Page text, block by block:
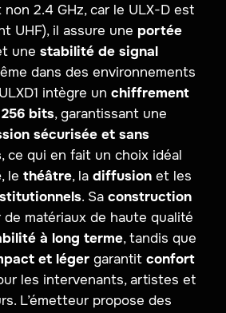
2.4 GHz, car le ULX-D est
UHF), il assure une portée
une stabilité de signal
dans des environnements
intègre un chiffrement
bits, garantissant une
sécurisée et sans
, ce qui en fait un choix idéal
, le théâtre, la diffusionet les
. Sa construction
de matériaux de haute qualité
à long terme, tandis que
et légergarantit confort
les intervenants, artistes et
L’émetteur propose des